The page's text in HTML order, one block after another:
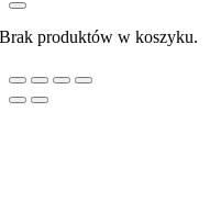
Brak produktów w koszyku.